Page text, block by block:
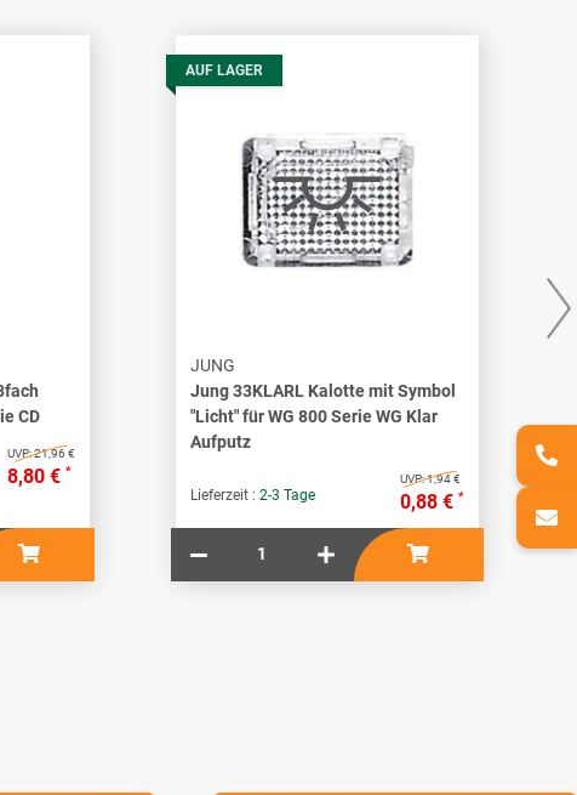
CD
UVP:21,96 €
8,80 € *
AUF LAGER
JUNG
Jung 33KLARL Kalotte mit Symbol
"Licht" für WG 800 Serie WG Klar
Aufputz
Lieferzeit : 2-3 Tage
UVP:1,94 €
0,88 € *